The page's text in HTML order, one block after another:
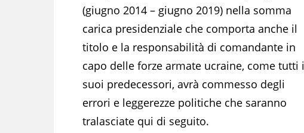
(giugno 2014 – giugno 2019) nella somma
carica presidenziale che comporta anche il
titolo e la responsabilità di comandante in
capo delle forze armate ucraine, come tutti i
suoi predecessori, avrà commesso degli
errori e leggerezze politiche che saranno
tralasciate qui di seguito.